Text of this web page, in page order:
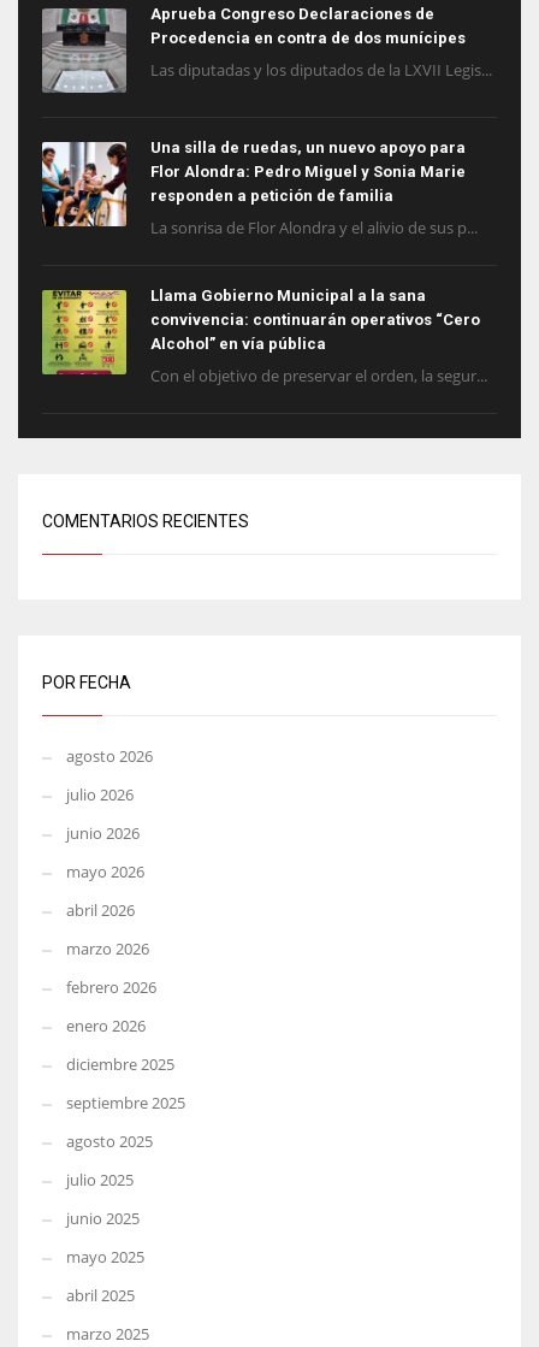
Aprueba Congreso Declaraciones de
Procedencia en contra de dos munícipes
Las diputadas y los diputados de la LXVII Legis...
Una silla de ruedas, un nuevo apoyo para
Flor Alondra: Pedro Miguel y Sonia Marie
responden a petición de familia
La sonrisa de Flor Alondra y el alivio de sus p...
Llama Gobierno Municipal a la sana
convivencia: continuarán operativos “Cero
Alcohol” en vía pública
Con el objetivo de preservar el orden, la segur...
COMENTARIOS RECIENTES
POR FECHA
agosto 2026
julio 2026
junio 2026
mayo 2026
abril 2026
marzo 2026
febrero 2026
enero 2026
diciembre 2025
septiembre 2025
agosto 2025
julio 2025
junio 2025
mayo 2025
abril 2025
marzo 2025